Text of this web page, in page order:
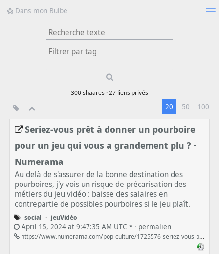
Dans mon Bulbe
Nuage de tags Mur d'images
results.
300shaares ·27liens privés
20 50 100
Seriez-vous prêt à donner un pourboire
pour un jeu qui vous a grandement plu ? ·
Numerama
Au delà de s'assurer de la bonne destination des
pourboires, j'y vois un risque de précarisation des
métiers du jeu vidéo : baisse des salaires en
contrepartie de possibles pourboires si le jeu plaît.
social · jeuVidéo
April 15, 2024 at 9:47:35 AM UTC * · permalien
https://www.numerama.com/pop-culture/1725576-seriez-vous-pret-a-donner-un-pourboire-pour-un-jeu-qui-vous-a-grandement-plu.html